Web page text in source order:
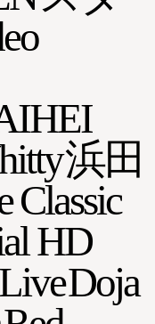
浜田
Classic
HD
Doja